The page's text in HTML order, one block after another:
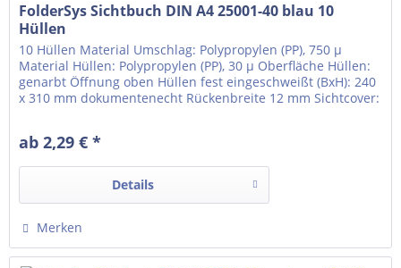
FolderSys Sichtbuch DIN A4 25001-40 blau 10
Hüllen
10 Hüllen Material Umschlag: Polypropylen (PP), 750 µ
Material Hüllen: Polypropylen (PP), 30 µ Oberfläche Hüllen:
genarbt Öffnung oben Hüllen fest eingeschweißt (BxH): 240
x 310 mm dokumentenecht Rückenbreite 12 mm Sichtcover:
ab 2,29 € *
Details
Merken